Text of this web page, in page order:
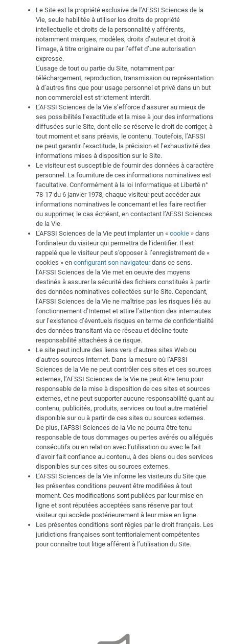
Le Site est la propriété exclusive de l’AFSSI Sciences de la
Vie, seule habilitée à utiliser les droits de propriété
intellectuelle et droits de la personnalité y afférents,
notamment marques, modèles, droits d’auteur et droit à
l’image, à titre originaire ou par l’effet d’une autorisation
expresse.
L’usage de tout ou partie du Site, notamment par
téléchargement, reproduction, transmission ou représentation
à d’autres fins que pour usage personnel et privé dans un but
non commercial est strictement interdit.
L’AFSSI Sciences de la Vie s’efforce d’assurer au mieux de
ses possibilités l’exactitude et la mise à jour des informations
diffusées sur le Site, dont elle se réserve le droit de corriger, à
tout moment et sans préavis, le contenu. Toutefois, l’AFSSI
ne peut garantir l’exactitude, la précision et l’exhaustivité des
informations mises à disposition sur le Site.
Le visiteur est susceptible de fournir des données à caractère
personnel. La fourniture de ces informations nominatives est
facultative. Conformément à la loi Informatique et Liberté n°
78-17 du 6 janvier 1978, chaque visiteur peut accéder aux
informations nominatives le concernant et les faire rectifier
ou supprimer, le cas échéant, en contactant l’AFSSI Sciences
de la Vie.
L’AFSSI Sciences de la Vie peut implanter un « cookie » dans
l’ordinateur du visiteur qui permettra de l’identifier. Il est
rappelé que le visiteur peut s’opposer à l’enregistrement de «
cookies » en configurant son navigateurdans ce sens.
l’AFSSI Sciences de la Vie met en oeuvre des moyens
destinés à assurer la sécurité des fichiers constitués à partir
des données nominatives collectées sur le Site. Cependant,
l’AFSSI Sciences de la Vie ne maîtrise pas les risques liés au
fonctionnement d’Internet et attire l’attention des internautes
sur l’existence d’éventuels risques en terme de confidentialité
des données transitant via ce réseau et décline toute
responsabilité attachées à ce risque.
Le site peut inclure des liens vers d’autres sites Web ou
d’autres sources Internet. Dans la mesure où l’AFSSI
Sciences de la Vie ne peut contrôler ces sites et ces sources
externes, l’AFSSI Sciences de la Vie ne peut être tenu pour
responsable de la mise à disposition de ces sites et sources
externes, et ne peut supporter aucune responsabilité quant au
contenu, publicités, produits, services ou tout autre matériel
disponible sur ou à partir de ces sites ou sources externes.
De plus, l’AFSSI Sciences de la Vie ne pourra être tenu
responsable de tous dommages ou pertes avérés ou allégués
consécutifs ou en relation avec l’utilisation ou avec le fait
d’avoir fait confiance au contenu, à des biens ou des services
disponibles sur ces sites ou sources externes.
L’AFSSI Sciences de la Vie informe les visiteurs du Site que
les présentes conditions peuvent être modifiées à tout
moment. Ces modifications sont publiées par leur mise en
ligne et sont réputées acceptées sans réserve par tout
visiteur qui accède postérieurement à leur mise en ligne.
Les présentes conditions sont régies par le droit français. Les
juridictions françaises sont territorialement compétentes
pour connaître tout litige afférent à l’utilisation du Site.